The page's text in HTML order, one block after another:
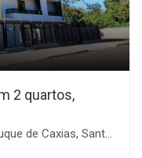
2 quartos,
Caxias, Santa Maria-RS